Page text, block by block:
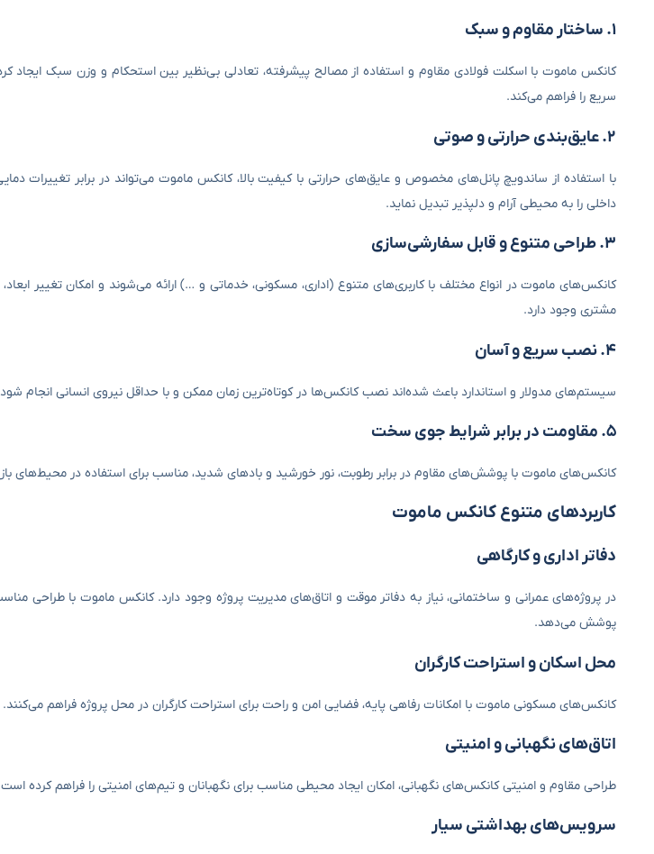
۱. ساختار مقاوم و سبک
کانکس ماموت با اسکلت فولادی مقاوم و استفاده از مصالح پیشرفته، تعادلی بی‌نظیر بین استحکام و وزن سبک
سریع را فراهم می‌کند.
۲. عایق‌بندی حرارتی و صوتی
با استفاده از ساندویچ پانل‌های مخصوص و عایق‌های حرارتی با کیفیت بالا، کانکس ماموت می‌تواند در برابر
داخلی را به محیطی آرام و دلپذیر تبدیل نماید.
۳. طراحی متنوع و قابل سفارشی‌سازی
کانکس‌های ماموت در انواع مختلف با کاربری‌های متنوع (اداری، مسکونی، خدماتی و …) ارائه می‌شوند و امکان تغییر
مشتری وجود دارد.
۴. نصب سریع و آسان
سیستم‌های مدولار و استاندارد باعث شده‌اند نصب کانکس‌ها در کوتاه‌ترین زمان ممکن و با حداقل نیروی انسانی انجام
۵. مقاومت در برابر شرایط جوی سخت
کانکس‌های ماموت با پوشش‌های مقاوم در برابر رطوبت، نور خورشید و بادهای شدید، مناسب برای استفاده در محیط‌های
کاربردهای متنوع کانکس ماموت
دفاتر اداری و کارگاهی
در پروژه‌های عمرانی و ساختمانی، نیاز به دفاتر موقت و اتاق‌های مدیریت پروژه وجود دارد. کانکس ماموت با طراحی
پوشش می‌دهد.
محل اسکان و استراحت کارگران
کانکس‌های مسکونی ماموت با امکانات رفاهی پایه، فضایی امن و راحت برای استراحت کارگران در محل پروژه فراهم می‌کنند.
اتاق‌های نگهبانی و امنیتی
طراحی مقاوم و امنیتی کانکس‌های نگهبانی، امکان ایجاد محیطی مناسب برای نگهبانان و تیم‌های امنیتی را فراهم کرده
سرویس‌های بهداشتی سیار